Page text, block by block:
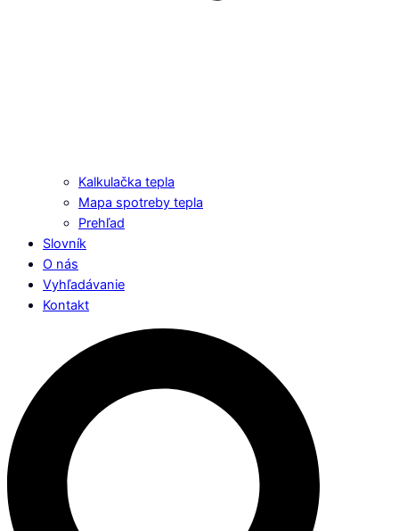
Kalkulačka tepla
Mapa spotreby tepla
Prehľad
Slovník
O nás
Vyhľadávanie
Kontakt